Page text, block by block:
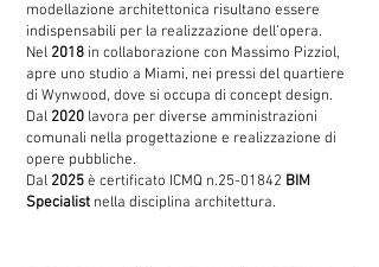
modellazione architettonica risultano essere
indispensabili per la realizzazione dell’opera.
Nel 2018 in collaborazione con Massimo Pizziol,
apre uno studio a Miami, nei pressi del quartiere
di Wynwood, dove si occupa di concept design.
Dal 2020 lavora per diverse amministrazioni
comunali nella progettazione e realizzazione di
opere pubbliche.
Dal 2025è certificato ICMQ n.25-01842 BIM
Specialist nella disciplina architettura.